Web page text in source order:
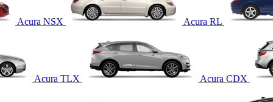
Acura NSX Acura RL
Acura TLX Acura CDX